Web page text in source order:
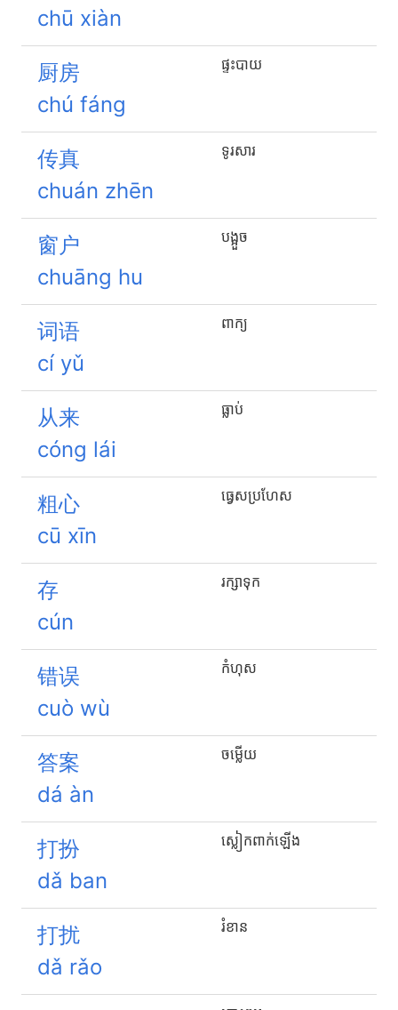
chū xiàn
厨房
chú fáng
ផ្ទះបាយ
传真
chuán zhēn
ទូរសារ
窗户
chuāng hu
បង្អួច
词语
cí yǔ
ពាក្យ
从来
cóng lái
ធ្លាប់
粗心
cū xīn
ធ្វេសប្រហែស
存
cún
រក្សាទុក
错误
cuò wù
កំហុស
答案
dá àn
ចម្លើយ
打扮
dǎ ban
ស្លៀក​ពាក់​ឡើង
打扰
dǎ rǎo
រំខាន